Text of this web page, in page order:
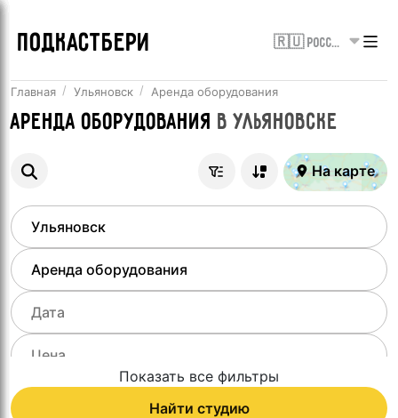
ПОДКАСТБЕРИ 🇷🇺 Россия
Главная Ульяновск Аренда оборудования
Аренда оборудования вУльяновске
На карте
Показать все фильтры
Найти студию